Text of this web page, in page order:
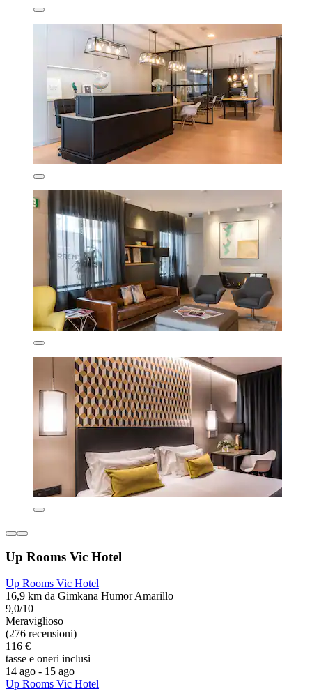
Up Rooms Vic Hotel
Up Rooms Vic Hotel
16,9 km da Gimkana Humor Amarillo
9,0/10
Meraviglioso
(276 recensioni)
116 €
tasse e oneri inclusi
14 ago - 15 ago
Up Rooms Vic Hotel